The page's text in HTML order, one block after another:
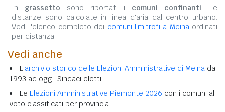
In grassetto sono riportati i comuni confinanti. Le
distanze sono calcolate in linea d'aria dal centro urbano.
Vedi l'elenco completo dei comuni limitrofi a Meinaordinati
per distanza.
Vedi anche
L'archivio storico delle Elezioni Amministrative di Meina dal
1993 ad oggi. Sindaci eletti.
Le Elezioni Amministrative Piemonte 2026 con i comuni al
voto classificati per provincia.